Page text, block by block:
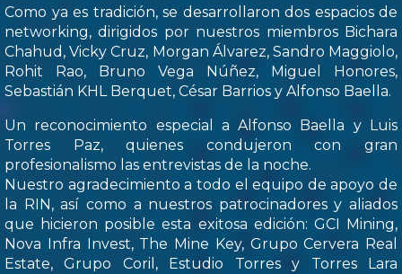
Como ya es tradición, se desarrollaron dos espacios de
networking, dirigidos por nuestros miembros Bichara
Chahud, Vicky Cruz, Morgan Álvarez, Sandro Maggiolo,
Rohit Rao, Bruno Vega Núñez, Miguel Honores,
Sebastián KHL Berquet, César Barrios y Alfonso Baella.
Un reconocimiento especial a Alfonso Baella y Luis
Torres Paz, quienes condujeron con gran
profesionalismo las entrevistas de la noche.
Nuestro agradecimiento a todo el equipo de apoyo de
la RIN, así como a nuestros patrocinadores y aliados
que hicieron posible esta exitosa edición: GCI Mining,
Nova Infra Invest, The Mine Key, Grupo Cervera Real
Estate, Grupo Coril, Estudio Torres y Torres Lara